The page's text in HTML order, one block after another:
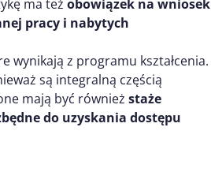
ma też obowiązek na wniosek
pracy i nabytych
wynikają z programu kształcenia.
są integralną częścią
mają być również staże
do uzyskania dostępu